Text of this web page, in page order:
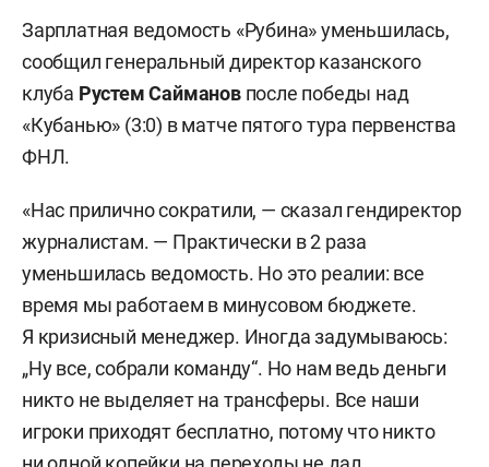
Зарплатная ведомость «Рубина» уменьшилась,
сообщил генеральный директор казанского
клуба Рустем Саймановпосле победы над
«Кубанью» (3:0) в матче пятого тура первенства
ФНЛ.
«Нас прилично сократили, — сказал гендиректор
журналистам. — Практически в 2 раза
уменьшилась ведомость. Но это реалии: все
время мы работаем в минусовом бюджете.
Я кризисный менеджер. Иногда задумываюсь:
„Ну все, собрали команду“. Но нам ведь деньги
никто не выделяет на трансферы. Все наши
игроки приходят бесплатно, потому что никто